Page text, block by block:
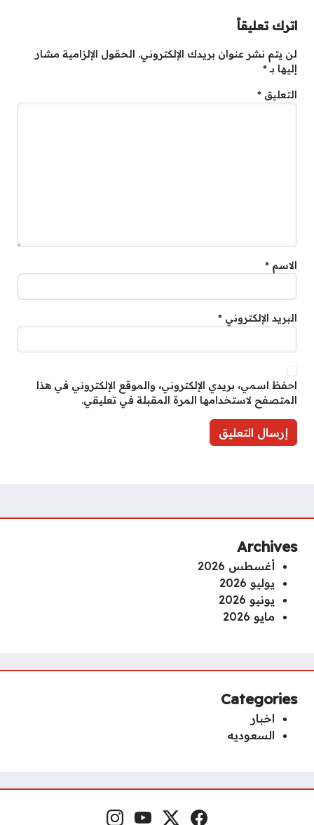
اترك تعليقاً
لن يتم نشر عنوان بريدك الإلكتروني. الحقول الإلزامية مشار
إليها بـ*
التعليق *
الاسم *
البريد الإلكتروني *
احفظ اسمي، بريدي الإلكتروني، والموقع الإلكتروني في هذا
المتصفح لاستخدامها المرة المقبلة في تعليقي.
Archives
أغسطس 2026
يوليو 2026
يونيو 2026
مايو 2026
Categories
اخبار
السعوديه